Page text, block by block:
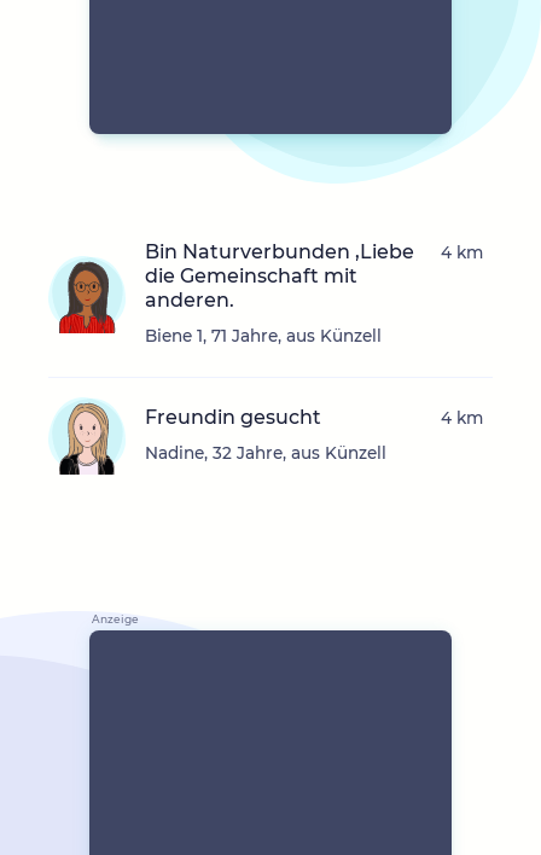
Bin Naturverbunden ,Liebe
die Gemeinschaft mit
anderen.
Biene 1, 71 Jahre, aus Künzell
4 km
Freundin gesucht
Nadine, 32 Jahre, aus Künzell
4 km